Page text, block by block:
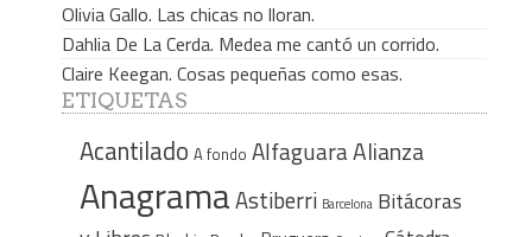
Olivia Gallo. Las chicas no lloran.
Dahlia De La Cerda. Medea me cantó un corrido.
Claire Keegan. Cosas pequeñas como esas.
ETIQUETAS
Acantilado A fondo AlfaguaraAlianza
AnagramaAstiberri Barcelona Bitácoras